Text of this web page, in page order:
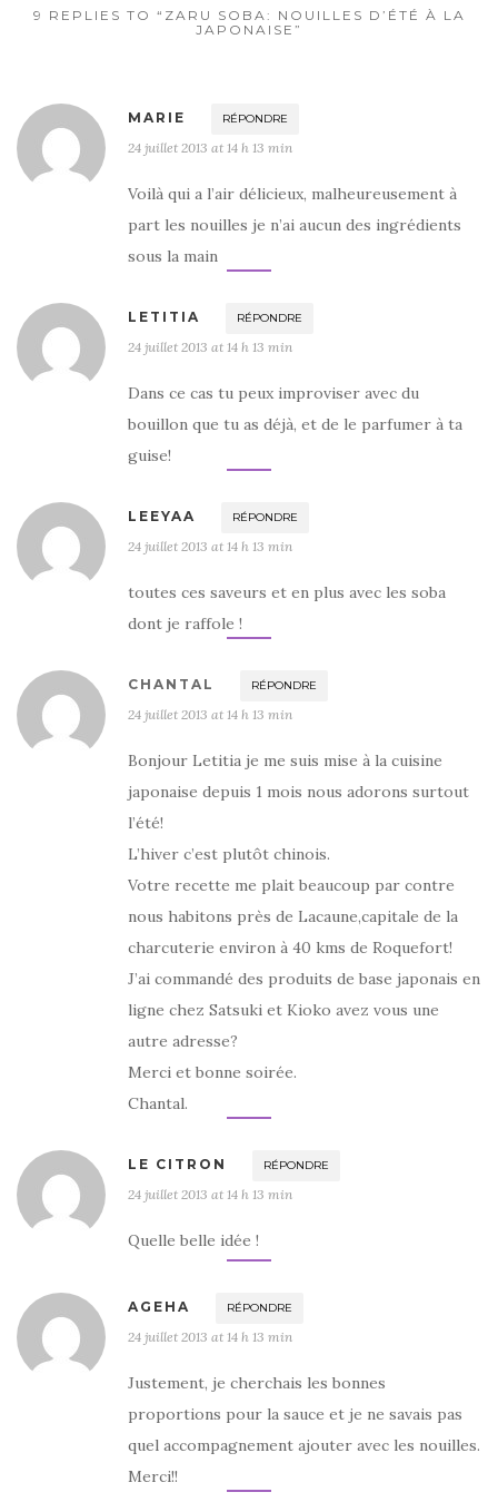
9 REPLIES TO “ZARU SOBA: NOUILLES D’ÉTÉ À LA
JAPONAISE”
MARIE RÉPONDRE
24 juillet 2013 at 14 h 13 min
Voilà qui a l’air délicieux, malheureusement à
part les nouilles je n’ai aucun des ingrédients
sous la main
LETITIA RÉPONDRE
24 juillet 2013 at 14 h 13 min
Dans ce cas tu peux improviser avec du
bouillon que tu as déjà, et de le parfumer à ta
guise!
LEEYAA RÉPONDRE
24 juillet 2013 at 14 h 13 min
toutes ces saveurs et en plus avec les soba
dont je raffole !
CHANTAL RÉPONDRE
24 juillet 2013 at 14 h 13 min
Bonjour Letitia je me suis mise à la cuisine
japonaise depuis 1 mois nous adorons surtout
l’été!
L’hiver c’est plutôt chinois.
Votre recette me plait beaucoup par contre
nous habitons près de Lacaune,capitale de la
charcuterie environ à 40 kms de Roquefort!
J’ai commandé des produits de base japonais en
ligne chez Satsuki et Kioko avez vous une
autre adresse?
Merci et bonne soirée.
Chantal.
LE CITRON RÉPONDRE
24 juillet 2013 at 14 h 13 min
Quelle belle idée !
AGEHA RÉPONDRE
24 juillet 2013 at 14 h 13 min
Justement, je cherchais les bonnes
proportions pour la sauce et je ne savais pas
quel accompagnement ajouter avec les nouilles.
Merci!!